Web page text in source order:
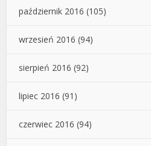
październik 2016 (105)
wrzesień 2016 (94)
sierpień 2016 (92)
lipiec 2016 (91)
czerwiec 2016 (94)